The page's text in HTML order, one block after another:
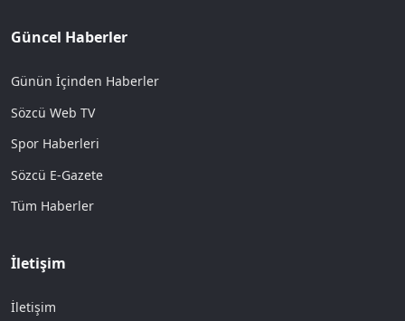
Güncel Haberler
Günün İçinden Haberler
Sözcü Web TV
Spor Haberleri
Sözcü E-Gazete
Tüm Haberler
İletişim
İletişim